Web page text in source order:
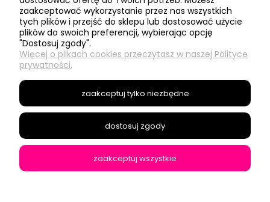
- Moje konto -
- Informacje -
- O nas -
Modyfikacje sklepów Shoper
zaakceptować wykorzystanie przez nas wszystkich
tych plików i przejść do sklepu lub dostosować użycie
plików do swoich preferencji, wybierając opcję
"Dostosuj zgody".
Więcej o plikach cookies przeczytasz w naszej Polityce
prywatności.
zaakceptuj tylko niezbędne
dostosuj zgody
zaakceptuj wszystkie